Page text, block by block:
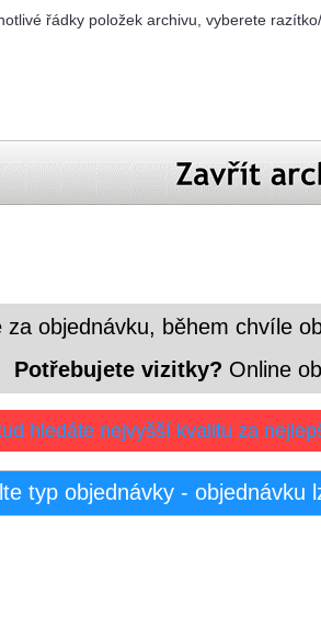
za objednávku, během chvíle
Potřebujete vizitky? Online
typ objednávky - objednávku
hledáte nejvyšší kvalitu za
řádky položek archivu, vyberete